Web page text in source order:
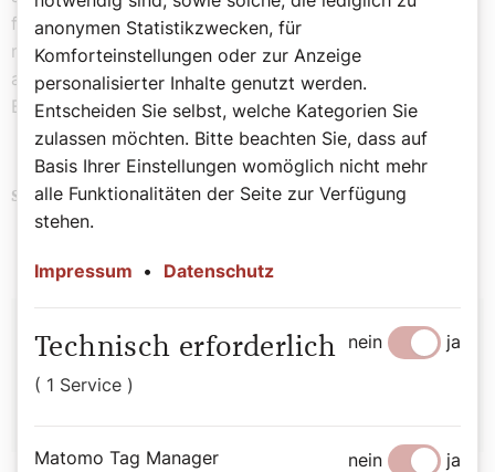
folgen der Bibel, denn das muss man ja tun, und wir
machen’s wie die Vögel. Wir nähren uns, trinken und
arbeiten nichts.“ Perplex dachte sich P. Andreas: „Die
Bibel ist echt zu allem gut.“
Schlagwörter Bibel
Autor:
anonymen Statistikzwecken, für
Komforteinstellungen oder zur Anzeige
personalisierter Inhalte genutzt werden.
Entscheiden Sie selbst, welche Kategorien Sie
zulassen möchten. Bitte beachten Sie, dass auf
Basis Ihrer Einstellungen womöglich nicht mehr
alle Funktionalitäten der Seite zur Verfügung
stehen.
Impressum • Datenschutz
Technisch erforderlich
( 1 Service )
nein ja
Matomo Tag Manager nein ja